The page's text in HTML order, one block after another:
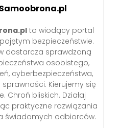
to wiodący portal
bezpieczeństwie.
dostarcza sprawdzoną
osobistego,
cyberbezpieczeństwa,
Kierujemy się
Chroń bliskich. Działaj
praktyczne rozwiązania
świadomych odbiorców.